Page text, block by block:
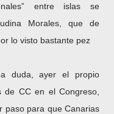
entre islas se
Morales, que de
lo visto bastante pez
duda, ayer el propio
de CC en el Congreso,
paso para que Canarias